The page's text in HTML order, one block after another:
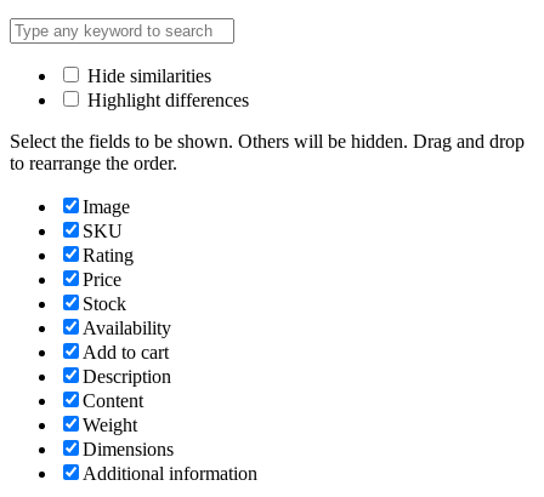
Hide similarities
Highlight differences
Select the fields to be shown. Others will be hidden. Drag and drop
to rearrange the order.
Image
SKU
Rating
Price
Stock
Availability
Add to cart
Description
Content
Weight
Dimensions
Additional information